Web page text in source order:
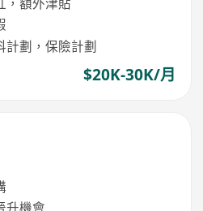
計劃，保險計劃
$20K-30K/月